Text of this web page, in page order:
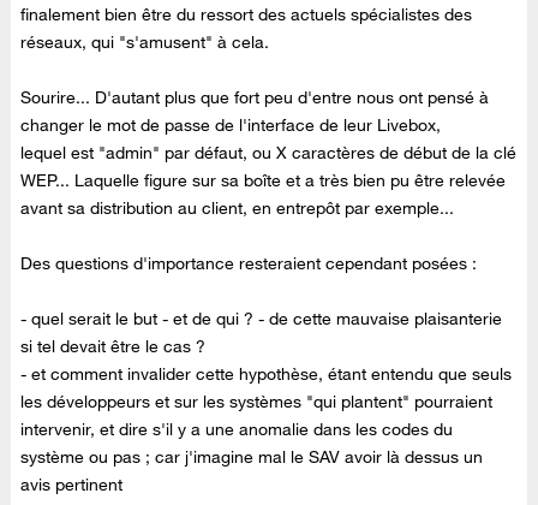
finalement bien être du ressort des actuels spécialistes des
réseaux, qui "s'amusent" à cela.
Sourire... D'autant plus que fort peu d'entre nous ont pensé à
changer le mot de passe de l'interface de leur Livebox,
lequel est "admin" par défaut, ou X caractères de début de la clé
WEP... Laquelle figure sur sa boîte et a très bien pu être relevée
avant sa distribution au client, en entrepôt par exemple...
Des questions d'importance resteraient cependant posées :
- quel serait le but - et de qui ? - de cette mauvaise plaisanterie
si tel devait être le cas ?
- et comment invalider cette hypothèse, étant entendu que seuls
les développeurs et sur les systèmes "qui plantent" pourraient
intervenir, et dire s'il y a une anomalie dans les codes du
système ou pas ; car j'imagine mal le SAV avoir là dessus un
avis pertinent